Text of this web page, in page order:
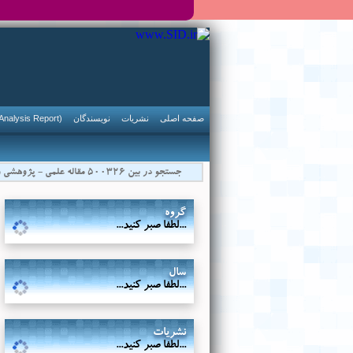
صفحه اصلی نشریات نویسندگان Report)
گروه
...لطفا صبر کنید...
سال
...لطفا صبر کنید...
نشریات
...لطفا صبر کنید...